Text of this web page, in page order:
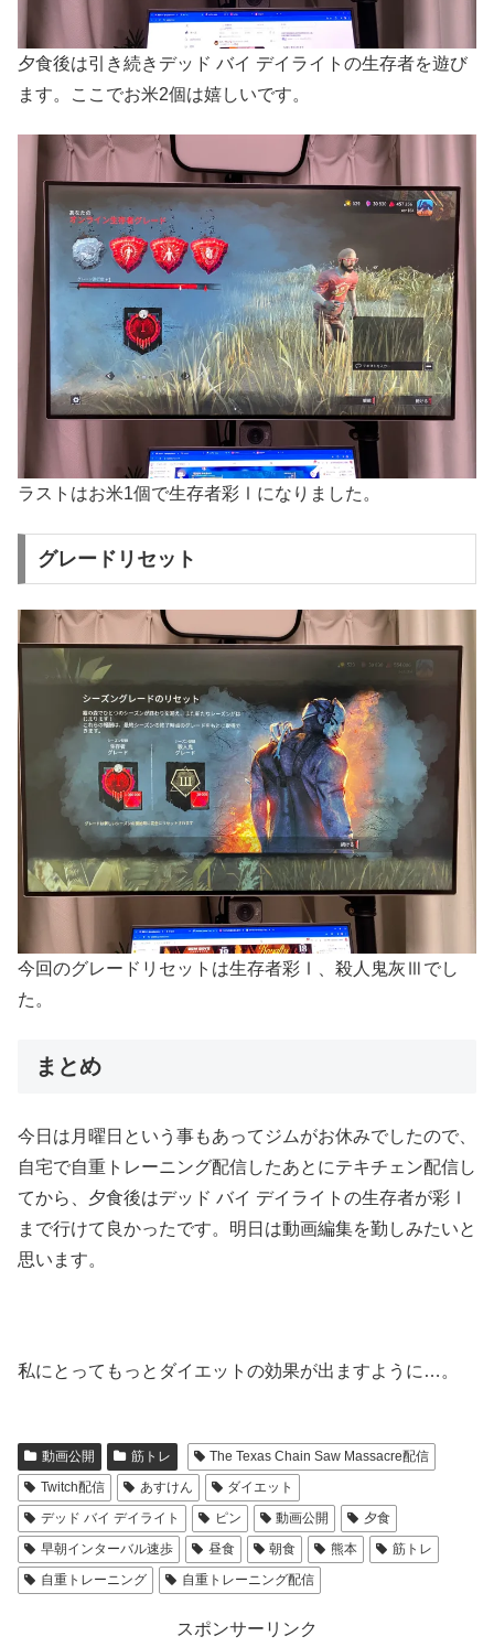
夕食後は引き続きデッド バイ デイライトの生存者を遊び
ます。ここでお米2個は嬉しいです。
ラストはお米1個で生存者彩Ⅰになりました。
グレードリセット
今回のグレードリセットは生存者彩Ⅰ、殺人鬼灰Ⅲでし
た。
まとめ
今日は月曜日という事もあってジムがお休みでしたので、
自宅で自重トレーニング配信したあとにテキチェン配信し
てから、夕食後はデッド バイ デイライトの生存者が彩Ⅰ
まで行けて良かったです。明日は動画編集を勤しみたいと
思います。
私にとってもっとダイエットの効果が出ますように…。
動画公開 筋トレ
The Texas Chain Saw Massacre配信
Twitch配信
あすけん
ダイエット
デッド バイ デイライト
ピン 動画公開
夕食
早朝インターバル速歩
昼食 朝食 熊本
筋トレ
自重トレーニング
自重トレーニング配信
スポンサーリンク